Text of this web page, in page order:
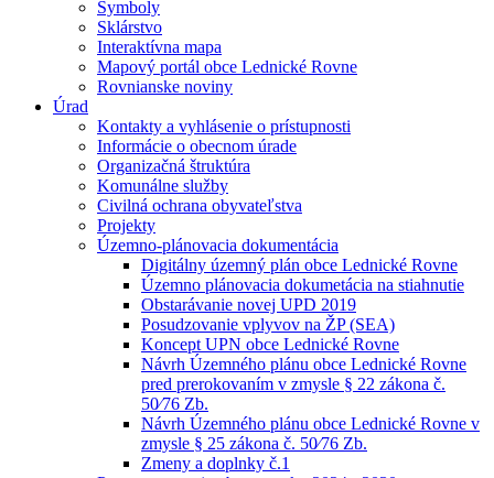
Symboly
Sklárstvo
Interaktívna mapa
Mapový portál obce Lednické Rovne
Rovnianske noviny
Úrad
Kontakty a vyhlásenie o prístupnosti
Informácie o obecnom úrade
Organizačná štruktúra
Komunálne služby
Civilná ochrana obyvateľstva
Projekty
Územno-plánovacia dokumentácia
Digitálny územný plán obce Lednické Rovne
Územno plánovacia dokumetácia na stiahnutie
Obstarávanie novej UPD 2019
Posudzovanie vplyvov na ŽP (SEA)
Koncept UPN obce Lednické Rovne
Návrh Územného plánu obce Lednické Rovne
pred prerokovaním v zmysle § 22 zákona č.
50⁄76 Zb.
Návrh Územného plánu obce Lednické Rovne v
zmysle § 25 zákona č. 50⁄76 Zb.
Zmeny a doplnky č.1